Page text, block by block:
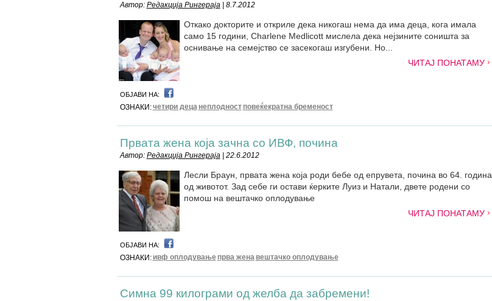
Автор: Редакција Рингераја| 8.7.2012
Откако докторите и откриле дека никогаш нема да има деца, кога имала
само 15 години, Charlene Medlicott мислела дека нејзините соништа за
оснивање на семејство се засекогаш изгубени. Но...
ЧИТАЈ ПОНАТАМУ
ОБЈАВИ НА:
ОЗНАКИ:четири деца неплодност повеќекратна бременост
Првата жена која зачна со ИВФ, почина
Автор: Редакција Рингераја| 22.6.2012
Лесли Браун, првата жена која роди бебе од епрувета, почина во 64. година
од животот. Зад себе ги остави ќерките Луиз и Натали, двете родени со
помош на вештачко оплодување
ЧИТАЈ ПОНАТАМУ
ОБЈАВИ НА:
ОЗНАКИ: ивф оплодување прва жена вештачко оплодување
Симна 99 килограми од желба да забремени!